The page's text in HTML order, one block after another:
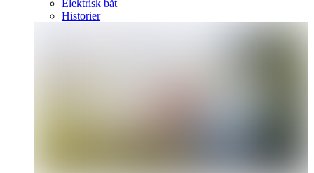
Elektrisk båt
Historier